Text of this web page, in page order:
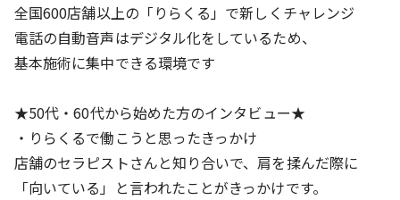
働き方
扶養内OK 人と接する仕事
昇給あり
待遇・福利厚生
社員割引(社割)あり
全国600店舗以上の「りらくる」で新しくチャレンジ
電話の自動音声はデジタル化をしているため、
基本施術に集中できる環境です
★50代・60代から始めた方のインタビュー★
・りらくるで働こうと思ったきっかけ
店舗のセラピストさんと知り合いで、肩を揉んだ際に
「向いている」と言われたことがきっかけです。